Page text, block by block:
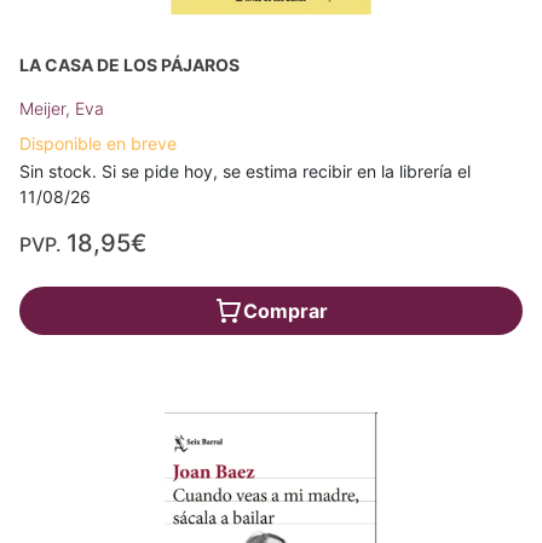
LA CASA DE LOS PÁJAROS
Meijer, Eva
Disponible en breve
Sin stock. Si se pide hoy, se estima recibir en la librería el
11/08/26
PVP. 18,95€
Comprar